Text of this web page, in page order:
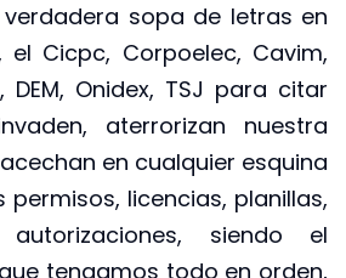
sopa de letras en
el Cicpc, Corpoelec, Cavim,
DEM, Onidex, TSJ para citar
aterrorizan nuestra
en cualquier esquina
licencias, planillas,
autorizaciones, siendo el
tengamos todo en orden,